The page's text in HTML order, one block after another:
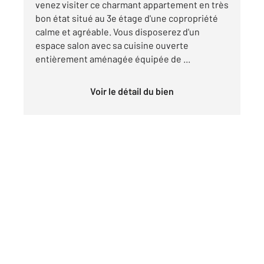
venez visiter ce charmant appartement en très
bon état situé au 3e étage d'une copropriété
calme et agréable. Vous disposerez d'un
espace salon avec sa cuisine ouverte
entièrement aménagée équipée de ...
Voir le détail du bien